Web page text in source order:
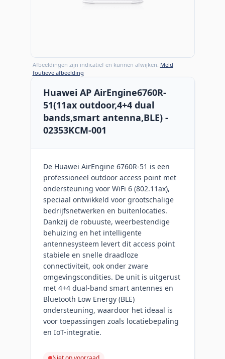
Afbeeldingen zijn indicatief en kunnen afwijken. Meld
foutieve afbeelding
Huawei AP AirEngine6760R-
51(11ax outdoor,4+4 dual
bands,smart antenna,BLE) -
02353KCM-001
De Huawei AirEngine 6760R-51 is een
professioneel outdoor access point met
ondersteuning voor WiFi 6 (802.11ax),
speciaal ontwikkeld voor grootschalige
bedrijfsnetwerken en buitenlocaties.
Dankzij de robuuste, weerbestendige
behuizing en het intelligente
antennesysteem levert dit access point
stabiele en snelle draadloze
connectiviteit, ook onder zware
omgevingscondities. De unit is uitgerust
met 4+4 dual-band smart antennes en
Bluetooth Low Energy (BLE)
ondersteuning, waardoor het ideaal is
voor toepassingen zoals locatiebepaling
en IoT-integratie.